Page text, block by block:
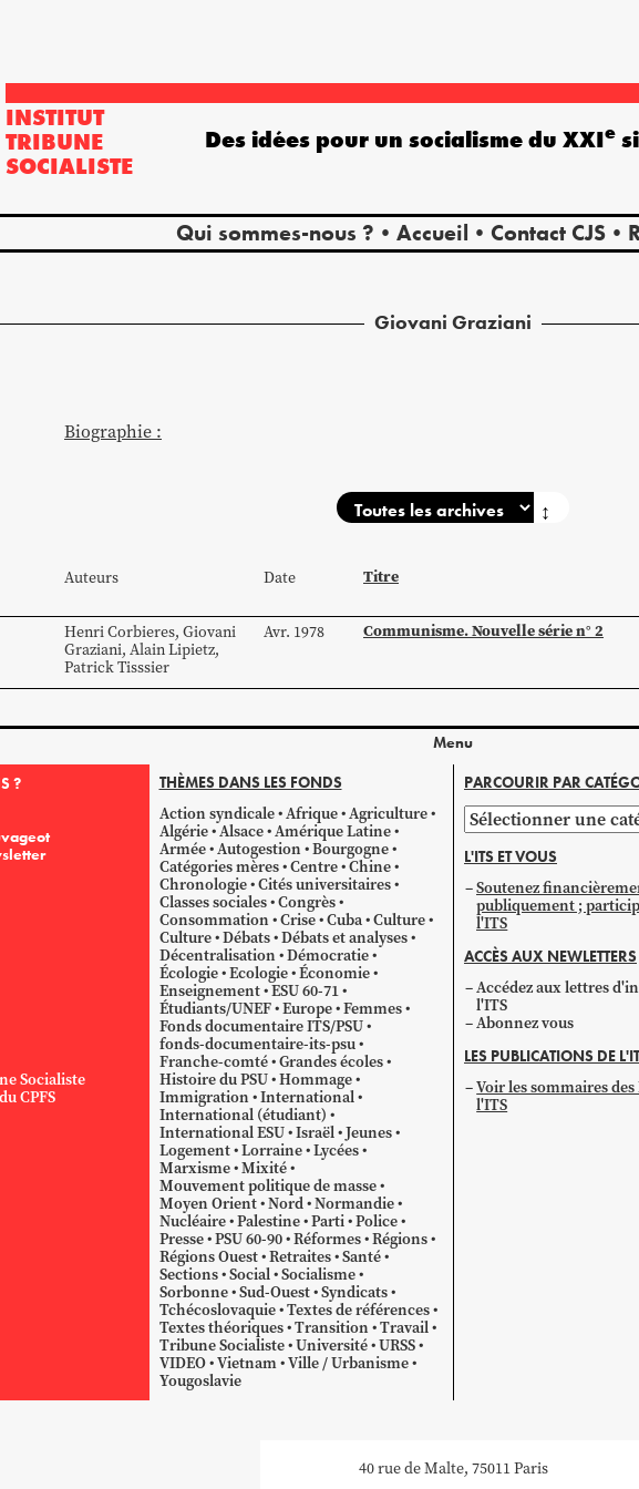
INSTITUT
TRIBUNE
SOCIALISTE
Qui sommes-nous ? Accueil Contact CJS
Des idées pour un socialisme du XXIe
Giovani Graziani
Biographie :
↕
Auteurs Date Titre
HenriCorbieres, Giovani
Graziani, AlainLipietz,
PatrickTisssier
Avr. 1978 Communisme. Nouvelle série n° 2
Menu
?
Socialiste
CPFS
THÈMES DANS LES FONDS
Action syndicale Afrique Agriculture
Algérie Alsace Amérique Latine
Armée Autogestion Bourgogne
Catégories mères Centre Chine
Chronologie Cités universitaires
Classes sociales Congrès
Consommation Crise Cuba Culture
Culture Débats Débats et analyses
Décentralisation Démocratie
Écologie Ecologie Économie
Enseignement ESU 60-71
Étudiants/UNEF Europe Femmes
Fonds documentaire ITS/PSU
fonds-documentaire-its-psu
Franche-comté Grandes écoles
Histoire du PSU Hommage
Immigration International
International (étudiant)
International ESU Israël Jeunes
Logement Lorraine Lycées
Marxisme Mixité
Mouvement politique de masse
Moyen Orient Nord Normandie
Nucléaire Palestine Parti Police
Presse PSU 60-90 Réformes Régions
Régions Ouest Retraites Santé
Sections Social Socialisme
Sorbonne Sud-Ouest Syndicats
Tchécoslovaquie Textes de références
Textes théoriques Transition Travail
Tribune Socialiste Université URSS
VIDEO Vietnam Ville / Urbanisme
Yougoslavie
PARCOURIR PAR
Parcourir
par
catégorie
L'ITS ET VOUS
Soutenez
publiquement ;
l'ITS
ACCÈS AUX NEWLETTERS
Accédez aux lettres
l'ITS
Abonnez vous
LES PUBLICATIONS DE
Voir les sommaires
l'ITS
40 rue de Malte, 75011 Paris